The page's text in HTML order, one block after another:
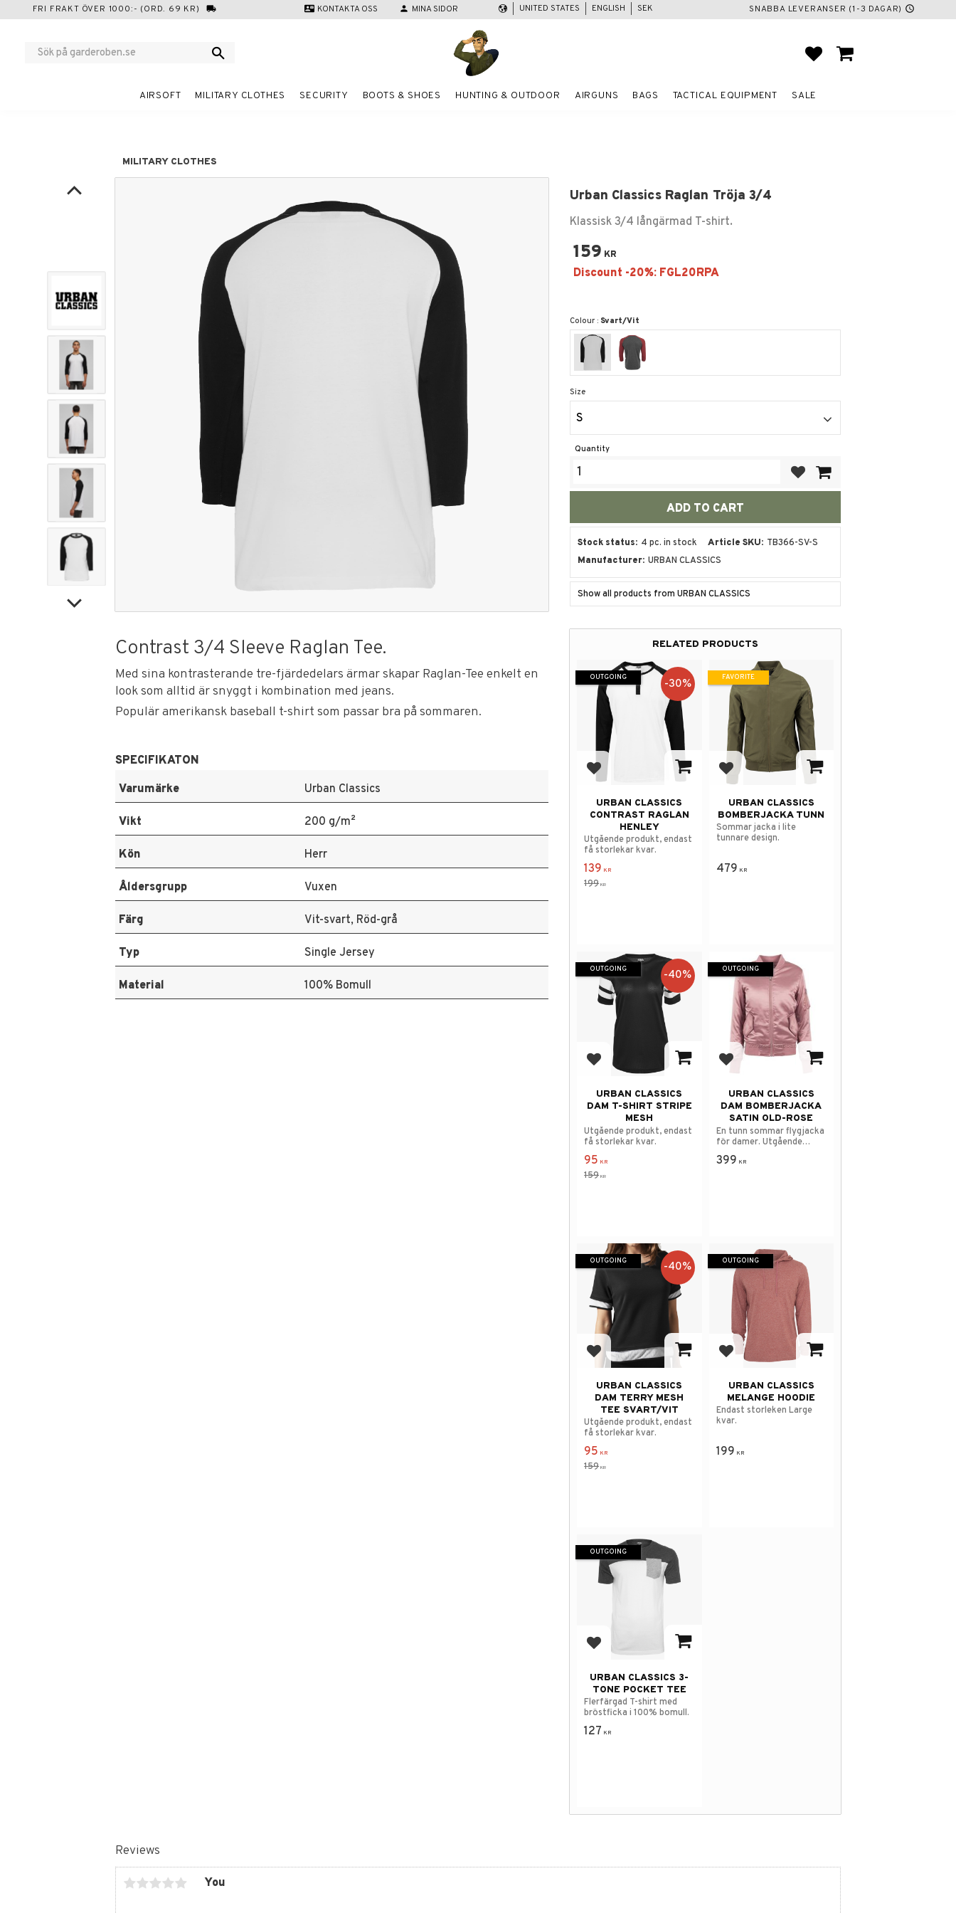
FRI FRAKT ÖVER 1000:- (ORD. 69 KR) local_shipping contact_mail KONTAKTA OSS person MINA SIDOR SNABBA LEVERANSER (1-3 DAGAR) schedule
UNITED STATES ENGLISH SEK
FAVORITES
BASKET
AIRSOFT MILITARY CLOTHES SECURITY BOOTS & SHOES HUNTING & OUTDOOR AIRGUNS BAGS TACTICAL EQUIPMENT SALE
MILITARY CLOTHES
Urban Classics Raglan Tröja 3/4
Klassisk 3/4 långärmad T-shirt.
159 KR
Colour : Svart/Vit
Size
S
Quantity
Stock status 4 pc. in stock Article SKU
TB366-SV-S
Manufacturer URBAN CLASSICS
Show all products from URBAN CLASSICS
Contrast 3/4 Sleeve Raglan Tee.
Med sina kontrasterande tre-fjärdedelars ärmar skapar Raglan-Tee enkelt en
look som alltid är snyggt i kombination med jeans.
Populär amerikansk baseball t-shirt som passar bra på sommaren.
SPECIFIKATON
Varumärke
Urban Classics
Vikt 200 g/m²
Kön Herr
Åldersgrupp Vuxen
Färg Vit-svart, Röd-grå
Typ Single Jersey
Material 100% Bomull
Reviews
You
RELATED PRODUCTS
Add to favorites
URBAN CLASSICS
CONTRAST RAGLAN
HENLEY
Utgående produkt, endast
få storlekar kvar.
139 KR
199KR
30%
OUTGOING
Add to favorites
URBAN CLASSICS
BOMBERJACKA TUNN
Sommar jacka i lite
tunnare design.
479 KR
FAVORITE
Add to favorites
URBAN CLASSICS
DAM T-SHIRT STRIPE
MESH
Utgående produkt, endast
få storlekar kvar.
95 KR
159KR
40%
OUTGOING
Add to favorites
URBAN CLASSICS
DAM BOMBERJACKA
SATIN OLD-ROSE
En tunn sommar flygjacka
för damer. Utgående
modell.
399 KR
OUTGOING
Add to favorites
URBAN CLASSICS
DAM TERRY MESH
TEE SVART/VIT
Utgående produkt, endast
få storlekar kvar.
95 KR
159KR
40%
OUTGOING
Add to favorites
URBAN CLASSICS
MELANGE HOODIE
Endast storleken Large
kvar.
199 KR
OUTGOING
Add to favorites
URBAN CLASSICS 3-
TONE POCKET TEE
Flerfärgad T-shirt med
bröstficka i 100% bomull.
127 KR
OUTGOING